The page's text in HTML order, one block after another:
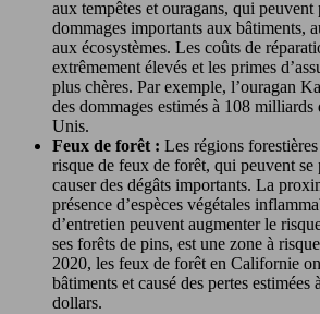
aux tempêtes et ouragans, qui peuvent
dommages importants aux bâtiments,
aux écosystèmes. Les coûts de
extrêmement élevés et les primes
plus chères. Par exemple, l’ouragan
des dommages estimés à 108
Unis.
Feux de forêt : Les régions
risque de feux de forêt, qui peuvent se
causer des dégâts importants. La
présence d’espèces végétales
d’entretien peuvent augmenter le
ses forêts de pins, est une zone à
2020, les feux de forêt en Californie
bâtiments et causé des pertes
dollars.